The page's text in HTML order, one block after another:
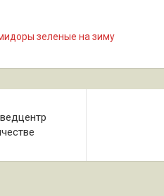
зеленые на зиму